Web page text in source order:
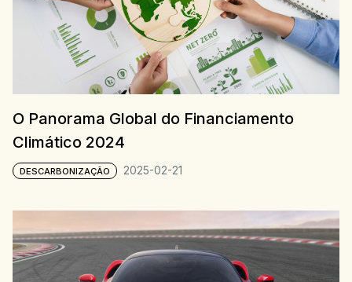
O Panorama Global do Financiamento
Climático 2024
DESCARBONIZAÇÃO 2025-02-21